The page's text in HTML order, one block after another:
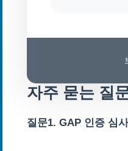
자주 묻는 질
질문1. GAP 인증 심